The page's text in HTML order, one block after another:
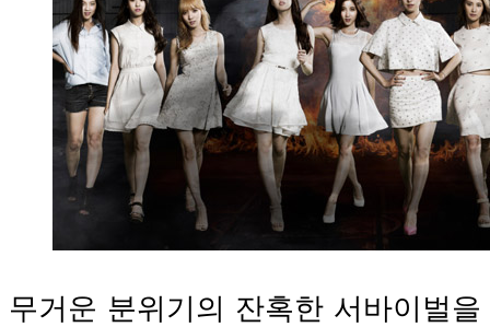
무거운 분위기의 잔혹한 서바이벌을